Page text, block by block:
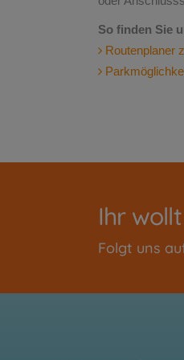
So finden Sie
Routenplaner
Ihr
Folgt uns